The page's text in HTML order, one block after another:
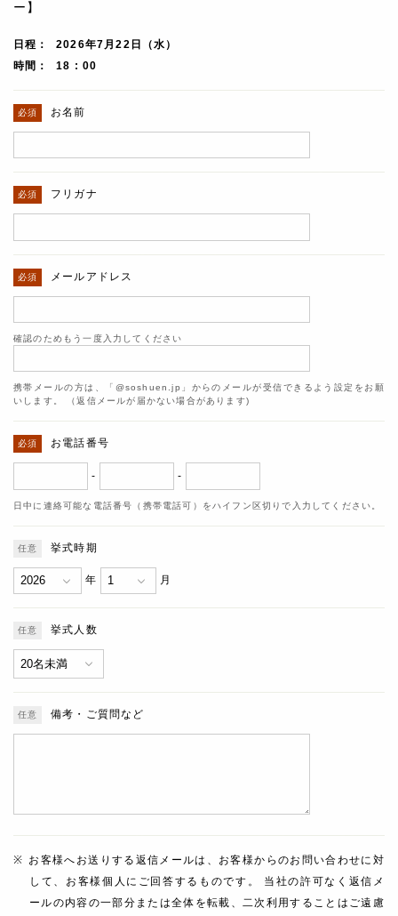
ー】
日程
2026年7月22日（水）
時間
18 : 00
お名前
フリガナ
メールアドレス
確認のためもう一度入力してください
携帯メールの方は、「@soshuen.jp」からのメールが受信できるよう設定をお願
いします。 （返信メールが届かない場合があります)
お電話番号
- -
日中に連絡可能な電話番号（携帯電話可）をハイフン区切りで入力してください。
挙式時期
年 月
挙式人数
備考・ご質問など
お客様へお送りする返信メールは、お客様からのお問い合わせに対
して、お客様個人にご回答するものです。 当社の許可なく返信メ
ールの内容の一部分または全体を転載、二次利用することはご遠慮